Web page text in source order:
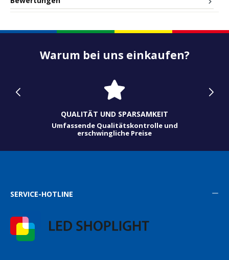
Warum bei uns einkaufen?
QUALITÄT UND SPARSAMKEIT
Umfassende Qualitätskontrolle und
erschwingliche Preise
SERVICE-HOTLINE